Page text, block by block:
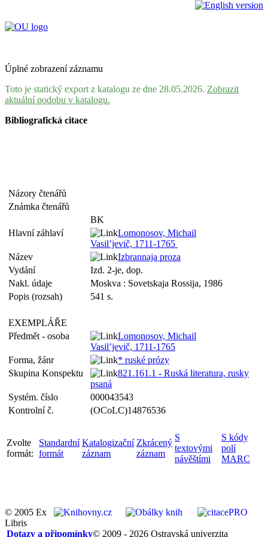
Úplné zobrazení záznamu
Toto je statický export z katalogu ze dne 28.05.2026. Zobrazit
aktuální podobu v katalogu.
Bibliografická citace
Názory čtenářů
Známka čtenářů
BK
Hlavní záhlaví
Lomonosov, Michail
Vasil’jevič, 1711-1765
Název
Izbrannaja proza
Vydání
Izd. 2-je, dop.
Nakl. údaje
Moskva : Sovetskaja Rossija, 1986
Popis (rozsah)
541 s.
EXEMPLÁŘE
Předmět - osoba
Lomonosov, Michail
Vasil’jevič, 1711-1765
Forma, žánr
* ruské prózy
Skupina Konspektu
821.161.1 - Ruská literatura, rusky
psaná
Systém. číslo
000043543
Kontrolní č.
(OCoLC)14876536
Zvolte
formát:
Standardní
formát
Katalogizační
záznam
Zkrácený
záznam
S
textovými
návěštími
S kódy
polí
MARC
© 2005 Ex
Libris
© 2009 - 2026 Ostravská univerzita
Dotazy a připomínky